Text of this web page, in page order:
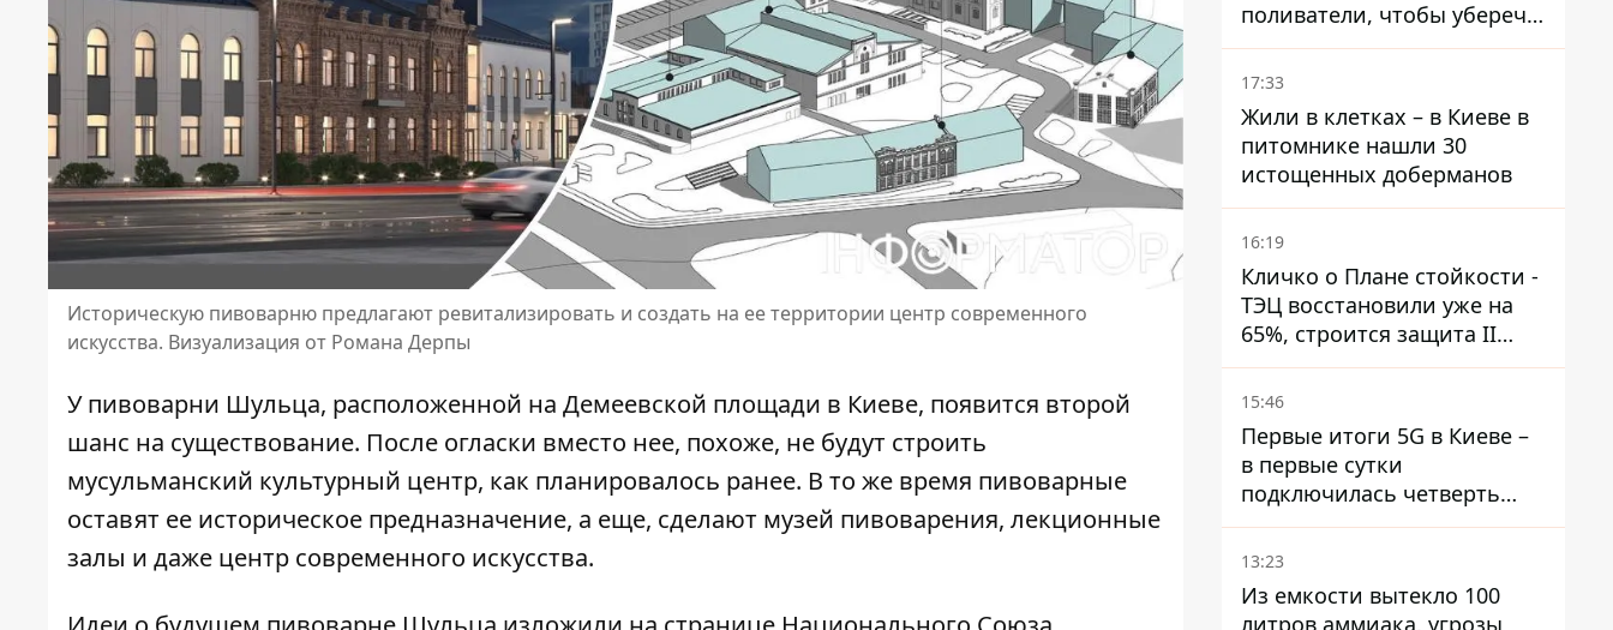
Историческую пивоварню предлагают ревитализировать и создать на ее территории центр современного
искусства. Визуализация от Романа Дерпы
У пивоварни Шульца, расположенной на Демеевской площади в Киеве, появится второй
шанс на существование. После огласки вместо нее, похоже, не будут строить
мусульманский культурный центр, как планировалось ранее. В то же время пивоварные
оставят ее историческое предназначение, а еще, сделают музей пивоварения, лекционные
залы и даже центр современного искусства.
поливатели, чтобы уберечь
рельсы от деформации
17:33
Жили в клетках – в Киеве в
питомнике нашли 30
истощенных доберманов
16:19
Кличко о Плане стойкости -
ТЭЦ восстановили уже на
65%, строится защита II
уровня
15:46
Первые итоги 5G в Киеве –
в первые сутки
подключилась четверть
миллиона абонентов
13:23
Из емкости вытекло 100
литров аммиака, угрозы